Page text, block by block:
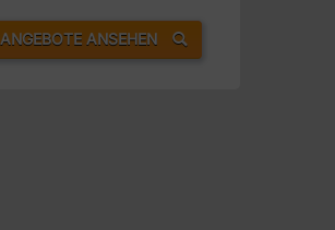
ANGEBOTE ANSEHEN